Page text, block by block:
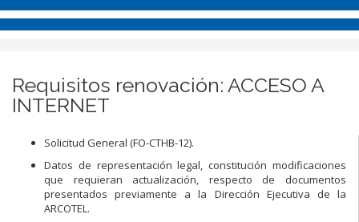
Requisitos renovación: ACCESO A
INTERNET
Solicitud General (FO-CTHB-12).
Datos de representación legal, constitución modificaciones
que requieran actualización, respecto de documentos
presentados previamente a la Dirección Ejecutiva de la
ARCOTEL.